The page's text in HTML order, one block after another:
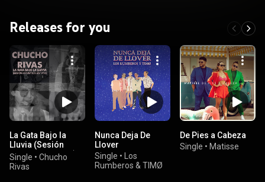
Releases for you
La Gata Bajo la
Lluvia (Sesión
Acústica en Vivo)
Single • Chucho
Rivas
Nunca Deja De
Llover
Single •
Los
Rumberos & TIMØ
De Pies a Cabeza
Single • Matisse